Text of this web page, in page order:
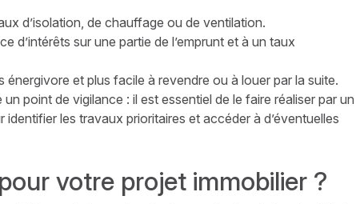
d’isolation, de chauffage ou de ventilation.
d’intérêts sur une partie de l’emprunt et à un taux
énergivore et plus facile à revendre ou à louer par la suite.
point de vigilance : il est essentiel de le faire réaliser par un
les travaux prioritaires et accéder à d’éventuelles
votre projet immobilier ?